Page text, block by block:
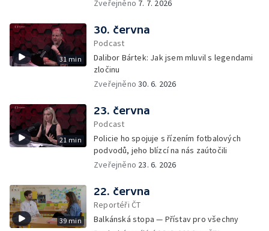
Zveřejněno 7. 7. 2026
31 min
30. června
Podcast
Dalibor Bártek: Jak jsem mluvil s legendami
zločinu
Zveřejněno30. 6. 2026
21 min
23. června
Podcast
Policie ho spojuje s řízením fotbalových
podvodů, jeho blízcí na nás zaútočili
Zveřejněno 23. 6. 2026
39 min
22. června
Reportéři ČT
Balkánská stopa — Přístav pro všechny